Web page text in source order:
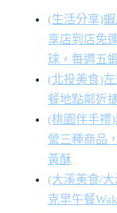
(生活分享)
享店到店免
球，每週五
(北投美食)
餐地點鄰近
(桃園伴手禮
營三種商品
黃酥
(大溪美食/
克早午餐